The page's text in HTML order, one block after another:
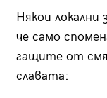
Някои локални
че само
гащите от
славата: